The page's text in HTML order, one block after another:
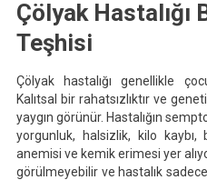
Çölyak Hastalığı
Teşhisi
Çölyak hastalığı genellikle
Kalıtsal bir rahatsızlıktır ve
yaygın görünür. Hastalığın
yorgunluk, halsizlik, kilo
anemisi ve kemik erimesi yer
görülmeyebilir ve hastalık